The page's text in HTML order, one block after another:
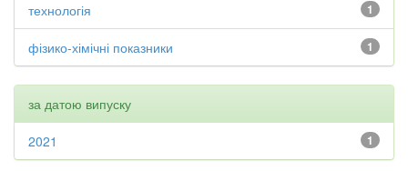
1
технологія
1
фізико-хімічні показники
за датою випуску
1
2021